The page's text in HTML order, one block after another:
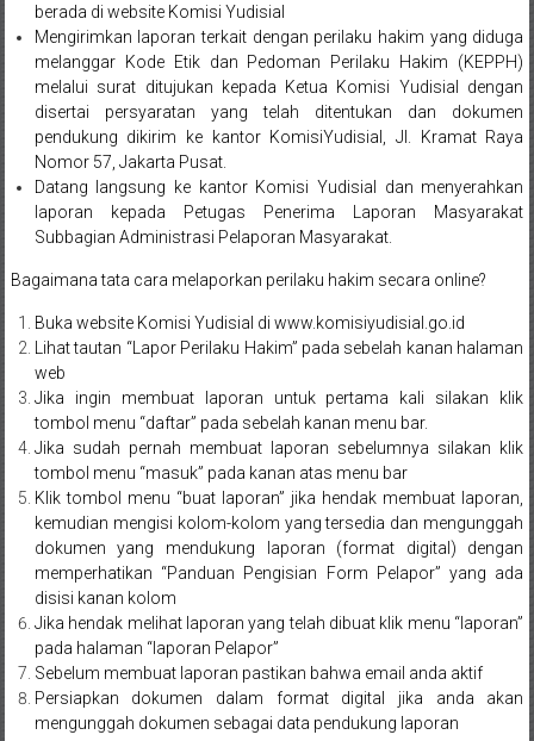
Pontianak,
Bandung,
Kendari,
Riau,
Pekanbaru,
Bengkulu,
Mukomuko,
Gunung
Kidul,
Kulon
Progo,
Balikpapan,
Jakarta
Pusat,
Tanggerang,
Purworejo,
berada di website Komisi Yudisial
Mengirimkan laporan terkait dengan perilaku hakim yang diduga
melanggar Kode Etik dan Pedoman Perilaku Hakim (KEPPH)
melalui surat ditujukan kepada Ketua Komisi Yudisial dengan
disertai persyaratan yang telah ditentukan dan dokumen
pendukung dikirim ke kantor KomisiYudisial, Jl. Kramat Raya
Nomor 57, Jakarta Pusat.
Datang langsung ke kantor Komisi Yudisial dan menyerahkan
laporan kepada Petugas Penerima Laporan Masyarakat
Subbagian Administrasi Pelaporan Masyarakat.
Bagaimana tata cara melaporkan perilaku hakim secara online?
Buka website Komisi Yudisial di www.komisiyudisial.go.id
Lihat tautan “Lapor Perilaku Hakim” pada sebelah kanan halaman
web
Jika ingin membuat laporan untuk pertama kali silakan klik
tombol menu “daftar” pada sebelah kanan menu bar.
Jika sudah pernah membuat laporan sebelumnya silakan klik
tombol menu “masuk” pada kanan atas menu bar
Klik tombol menu “buat laporan” jika hendak membuat laporan,
kemudian mengisi kolom-kolom yang tersedia dan mengunggah
dokumen yang mendukung laporan (format digital) dengan
memperhatikan “Panduan Pengisian Form Pelapor” yang ada
disisi kanan kolom
Jika hendak melihat laporan yang telah dibuat klik menu “laporan”
pada halaman “laporan Pelapor”
Sebelum membuat laporan pastikan bahwa email anda aktif
Persiapkan dokumen dalam format digital jika anda akan
mengunggah dokumen sebagai data pendukung laporan